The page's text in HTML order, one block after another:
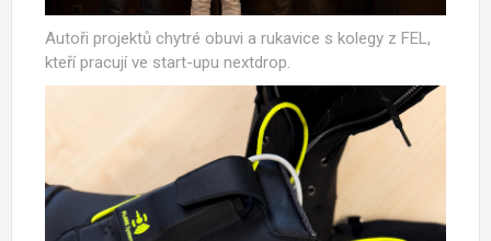
Autoři projektů chytré obuvi a rukavice s kolegy z FEL,
kteří pracují ve start-upu nextdrop.